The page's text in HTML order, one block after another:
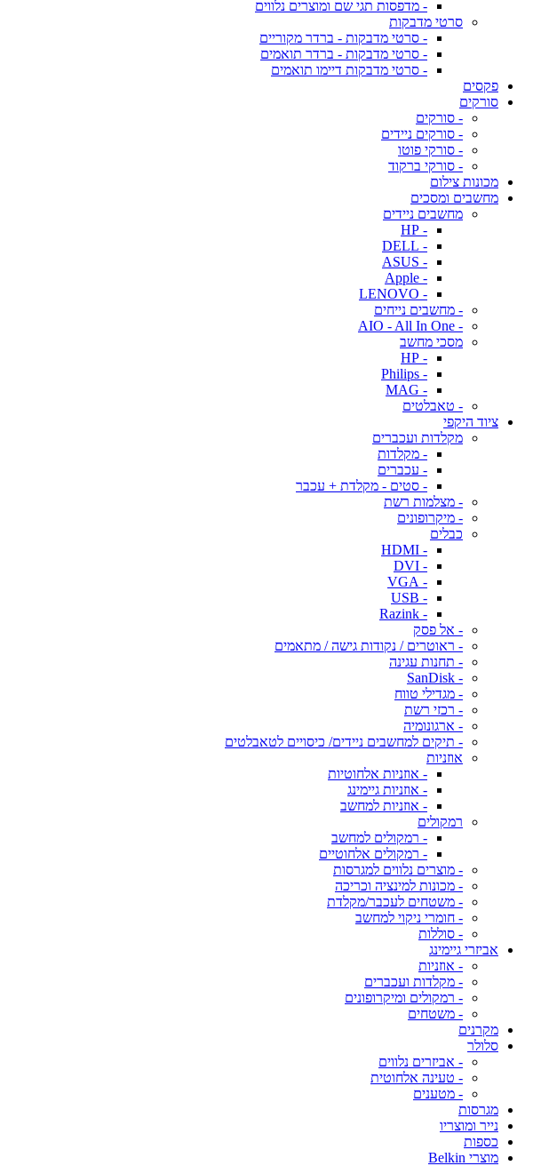
- מדפסות תגי שם ומוצרים נלווים
סרטי מדבקות
- סרטי מדבקות - ברדר מקוריים
- סרטי מדבקות - ברדר תואמים
- סרטי מדבקות דיימו תואמים
פקסים
סורקים
- סורקים
- סורקים ניידים
- סורקי פוטו
- סורקי ברקוד
מכונות צילום
מחשבים ומסכים
מחשבים ניידים
- HP
- DELL
- ASUS
- Apple
- LENOVO
- מחשבים נייחים
- AIO - All In One
מסכי מחשב
- HP
- Philips
- MAG
- טאבלטים
ציוד היקפי
מקלדות ועכברים
- מקלדות
- עכברים
- סטים - מקלדת + עכבר
- מצלמות רשת
- מיקרופונים
כבלים
- HDMI
- DVI
- VGA
- USB
- Razink
- אל פסק
- ראוטרים / נקודות גישה / מתאמים
- תחנות עגינה
- SanDisk
- מגדילי טווח
- רכזי רשת
- ארגונומיה
- תיקים למחשבים ניידים/ כיסויים לטאבלטים
אוזניות
- אוזניות אלחוטיות
- אוזניות גיימינג
- אוזניות למחשב
רמקולים
- רמקולים למחשב
- רמקולים אלחוטיים
- מוצרים נלווים למגרסות
- מכונות למינציה וכריכה
- משטחים לעכבר/מקלדת
- חומרי ניקוי למחשב
- סוללות
אביזרי גיימינג
- אוזניות
- מקלדות ועכברים
- רמקולים ומיקרופונים
- משטחים
מקרנים
סלולר
- אביזרים נלווים
- טעינה אלחוטית
- מטענים
מגרסות
נייר ומוצריו
כספות
מוצרי Belkin